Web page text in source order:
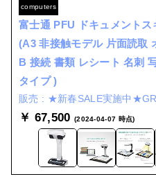
computers
富士通 PFU ドキュメント
(A3 非接触モデル 片面読取
B 接続 書類 レシート 名刺
タイプ )
★新春SALE実施中
￥ 67,500 (2024-04-07 時点)